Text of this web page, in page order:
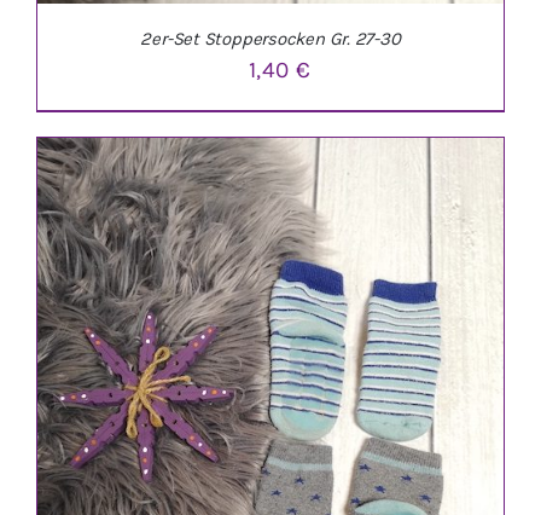
IN DEN WARENKORB / DETAILS
2er-Set Stoppersocken Gr. 27-30
1,40 €